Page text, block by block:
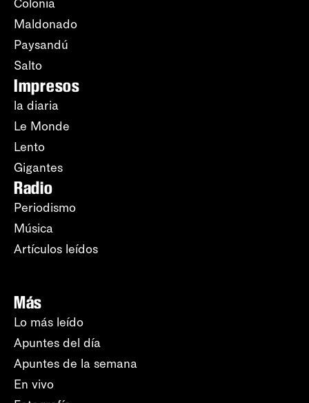
Colonia
Maldonado
Paysandú
Salto
Impresos
la diaria
Le Monde
Lento
Gigantes
Radio
Periodismo
Música
Artículos leídos
Más
Lo más leído
Apuntes del día
Apuntes de la semana
En vivo